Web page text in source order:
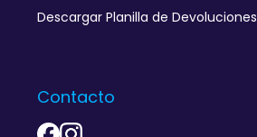
Descargar Planilla de Devoluciones
Contacto